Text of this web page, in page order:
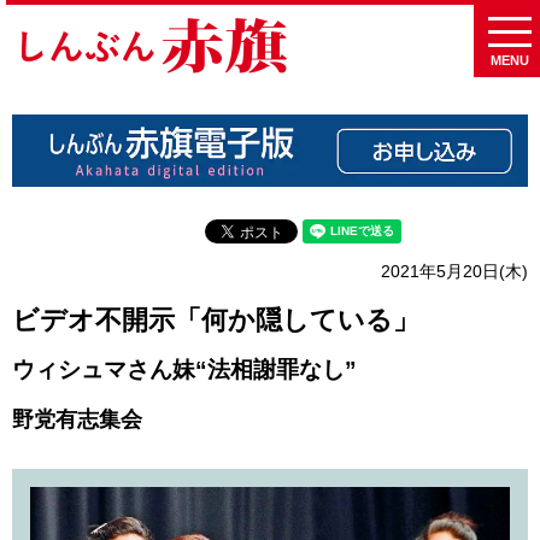
MENU
2021年5月20日(木)
ビデオ不開示「何か隠している」
ウィシュマさん妹“法相謝罪なし”
野党有志集会